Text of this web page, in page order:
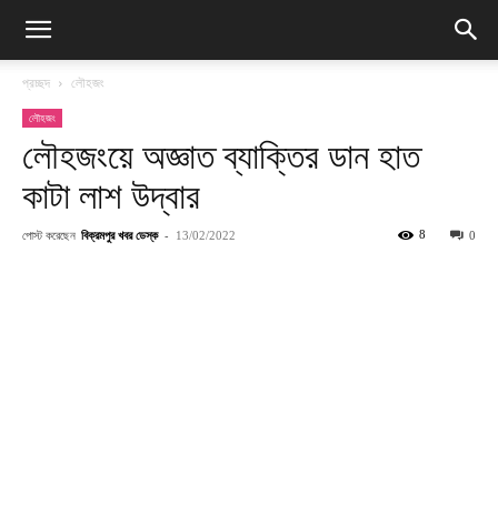
প্রচ্ছদ লৌহজং
লৌহজং
লৌহজংয়ে অজ্ঞাত ব্যাক্তির ডান হাত
কাটা লাশ উদ্বার
পোস্ট করেছেন বিক্রমপুর খবর ডেস্ক - 13/02/2022 0
8